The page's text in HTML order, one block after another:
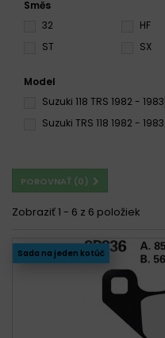
Směs
32
HF
ST
SX
Model
Suzuki 118 TRS 1982 - 1983
Suzuki TRS 118 1982 - 1983
POROVNAŤ (0)
Zobraziť 1 - 6 z 6 položiek
Sada na jeden kotúč